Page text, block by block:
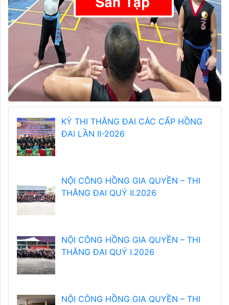
KỲ THI THĂNG ĐAI CÁC CẤP HỒNG
ĐAI LẦN II-2026
NỘI CÔNG HỒNG GIA QUYỀN – THI
THĂNG ĐAI QUÝ II.2026
NỘI CÔNG HỒNG GIA QUYỀN – THI
THĂNG ĐAI QUÝ I.2026
NỘI CÔNG HỒNG GIA QUYỀN – THI